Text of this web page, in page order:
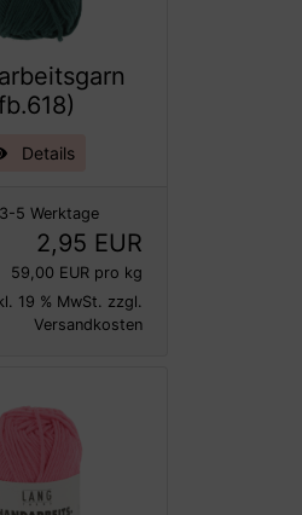
Details
3-5 Werktage
2,95 EUR
59,00 EUR pro kg
19 % MwSt. zzgl.
Versandkosten